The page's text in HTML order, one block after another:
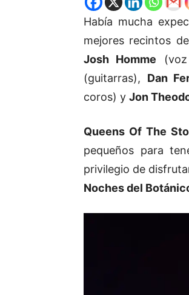
Había mucha
mejores recintos de
Josh Homme
(guitarras), Dan
coros) y Jon
Queens Of The
pequeños para
privilegio de
Noches del